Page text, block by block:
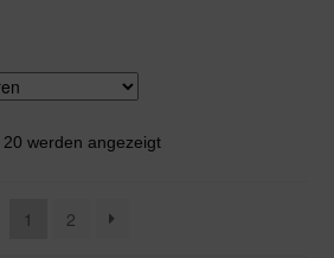
werden angezeigtNach
1 2